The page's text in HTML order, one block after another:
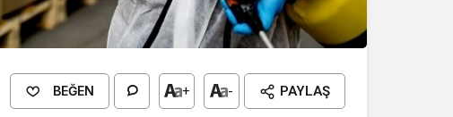
BEĞEN + - PAYLAŞ